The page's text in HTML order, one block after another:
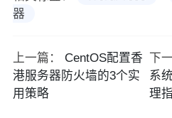
器
上一篇：
CentOS配置香
港服务器防火墙的3个实
用策略
下
系
理